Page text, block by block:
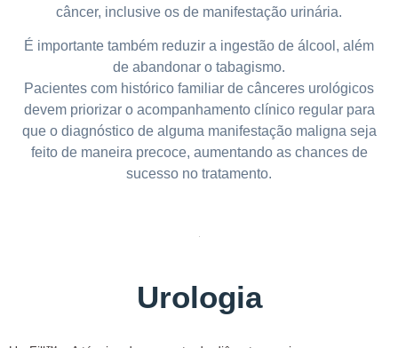
câncer, inclusive os de manifestação urinária.
É importante também reduzir a ingestão de álcool, além
de abandonar o tabagismo.
Pacientes com histórico familiar de cânceres urológicos
devem priorizar o acompanhamento clínico regular para
que o diagnóstico de alguma manifestação maligna seja
feito de maneira precoce, aumentando as chances de
sucesso no tratamento.
Urologia